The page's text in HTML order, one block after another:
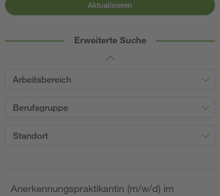
Aktualisieren
Erweiterte Suche
Arbeitsbereich
Berufsgruppe
Standort
Anerkennungspraktikantin (m/w/d) im